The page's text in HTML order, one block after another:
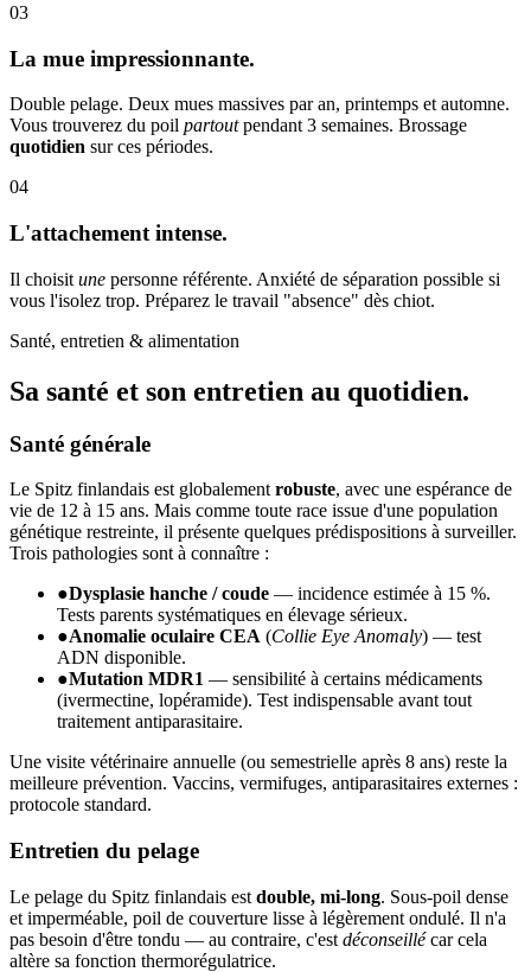
03
La mue impressionnante.
Double pelage. Deux mues massives par an, printemps et automne.
Vous trouverez du poil partoutpendant 3 semaines. Brossage
quotidien sur ces périodes.
04
L'attachement intense.
Il choisit une personne référente. Anxiété de séparation possible si
vous l'isolez trop. Préparez le travail "absence" dès chiot.
Santé, entretien & alimentation
Sa santé et son entretien au quotidien.
Santé générale
Le Spitz finlandais est globalement robuste, avec une espérance de
vie de 12 à 15 ans. Mais comme toute race issue d'une population
génétique restreinte, il présente quelques prédispositions à surveiller.
Trois pathologies sont à connaître :
●Dysplasie hanche / coude — incidence estimée à 15 %.
Tests parents systématiques en élevage sérieux.
●Anomalie oculaire CEA (Collie Eye Anomaly) — test
ADN disponible.
●Mutation MDR1 — sensibilité à certains médicaments
(ivermectine, lopéramide). Test indispensable avant tout
traitement antiparasitaire.
Une visite vétérinaire annuelle (ou semestrielle après 8 ans) reste la
meilleure prévention. Vaccins, vermifuges, antiparasitaires externes :
protocole standard.
Entretien du pelage
Le pelage du Spitz finlandais est double, mi-long. Sous-poil dense
et imperméable, poil de couverture lisse à légèrement ondulé. Il n'a
pas besoin d'être tondu — au contraire, c'est déconseillécar cela
altère sa fonction thermorégulatrice.